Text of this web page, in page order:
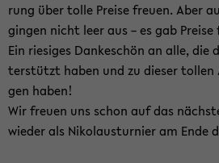
rung über tolle Prei­se freu­en. Aber
gin­gen nicht leer aus – es gab
Ein rie­si­ges Dan­ke­schön an alle,
ter­stützt haben und zu die­ser
gen haben!
Wir freu­en uns schon auf das
wie­der als Ni­ko­laus­tur­nier am Ende